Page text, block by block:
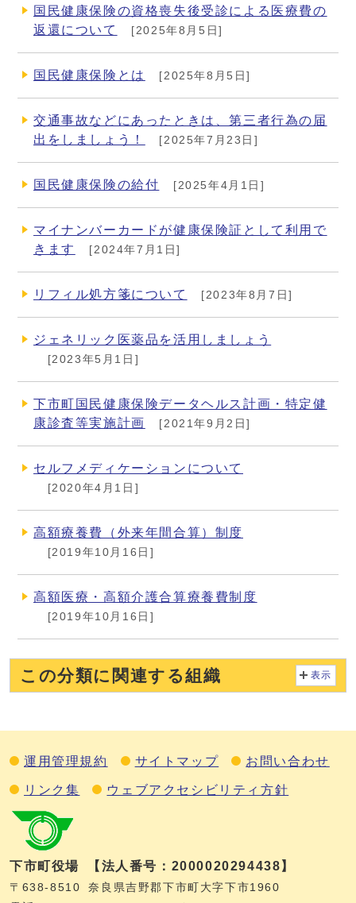
国民健康保険の資格喪失後受診による医療費の
返還について
[2025年8月5日]
国民健康保険とは [2025年8月5日]
交通事故などにあったときは、第三者行為の届
出をしましょう！
[2025年7月23日]
国民健康保険の給付 [2025年4月1日]
マイナンバーカードが健康保険証として利用で
きます
[2024年7月1日]
リフィル処方箋について [2023年8月7日]
ジェネリック医薬品を活用しましょう
[2023年5月1日]
下市町国民健康保険データヘルス計画・特定健
康診査等実施計画
[2021年9月2日]
セルフメディケーションについて
[2020年4月1日]
高額療養費（外来年間合算）制度
[2019年10月16日]
高額医療・高額介護合算療養費制度
[2019年10月16日]
この分類に関連する組織 表示
運用管理規約 サイトマップ お問い合わせ
リンク集 ウェブアクセシビリティ方針
下市町役場 【法人番号：2000020294438】
〒638-8510
奈良県吉野郡下市町大字下市1960